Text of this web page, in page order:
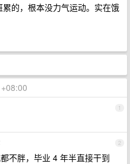
的，根本没力气运动。实在饿
1
2
不胖，毕业 4 年半直接干到